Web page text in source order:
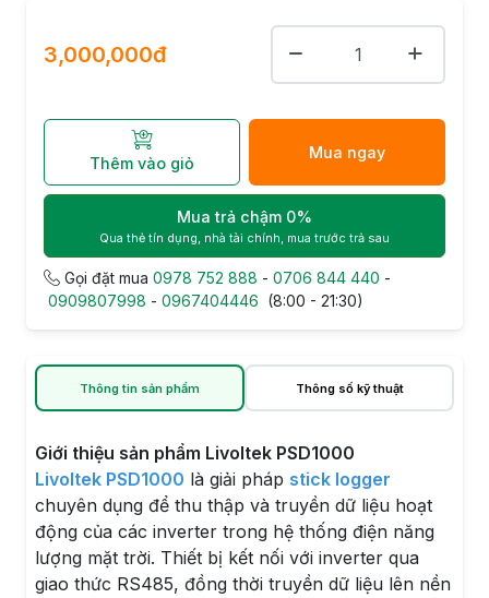
3,000,000đ
Thêm vào giỏ
Mua ngay
Mua trả chậm 0%
Qua thẻ tín dụng, nhà tài chính, mua trước trả sau
Gọi đặt mua 0978 752 888 - 0706 844 440 -
0909807998 - 0967404446 (8:00 - 21:30)
Thông tin sản phẩm Thông số kỹ thuật
Giới thiệu sản phẩm Livoltek PSD1000
Livoltek PSD1000 là giải pháp stick logger
chuyên dụng để thu thập và truyền dữ liệu hoạt
động của các inverter trong hệ thống điện năng
lượng mặt trời. Thiết bị kết nối với inverter qua
giao thức RS485, đồng thời truyền dữ liệu lên nền